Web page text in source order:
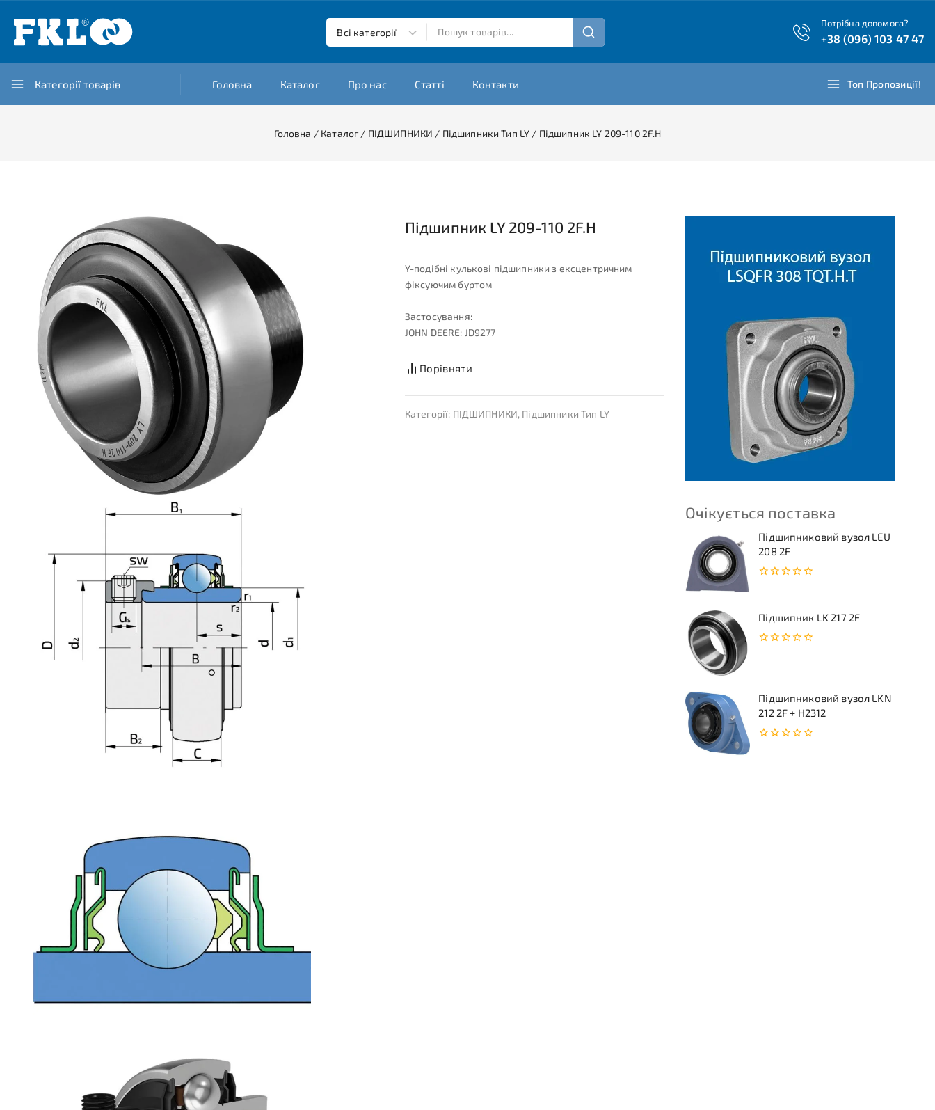
Потрібна допомога?
+38 (096) 103 47 47
Категорії товарів Головна Каталог Про нас Статті Контакти Топ Пропозиції!
Головна / Каталог / ПІДШИПНИКИ / Підшипники Тип LY / Підшипник LY 209-110 2F.H
Очікується поставка
Підшипниковий вузол LEU
208 2F
Підшипник LK 217 2F
Підшипниковий вузол LKN
212 2F + H2312
Підшипник LY 209-110 2F.H
Y-подібні кулькові підшипники з ексцентричним
фіксуючим буртом
Застосування:
JOHN DEERE: JD9277
Порівняти
Категорії: ПІДШИПНИКИ, Підшипники Тип LY